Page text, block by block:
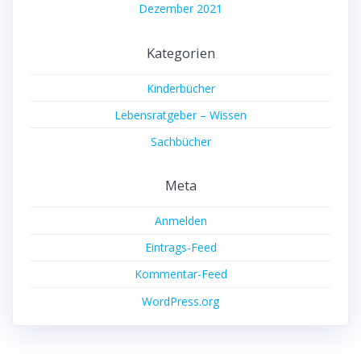
Dezember 2021
Kategorien
Kinderbücher
Lebensratgeber – Wissen
Sachbücher
Meta
Anmelden
Eintrags-Feed
Kommentar-Feed
WordPress.org